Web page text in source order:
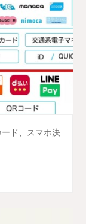
ード、スマホ決